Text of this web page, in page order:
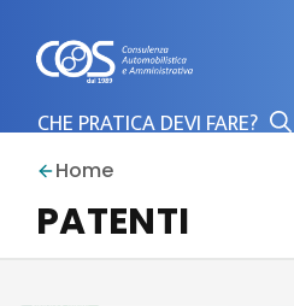
contenuto
Home
PATENTI